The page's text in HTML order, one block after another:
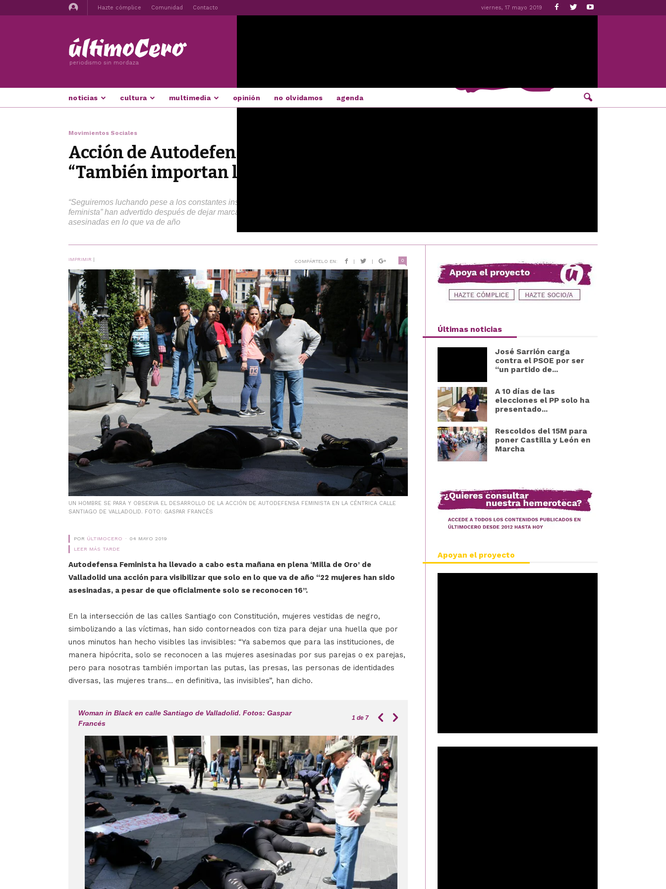
Hazte cómplice Comunidad Contacto viernes, 17 mayo 2019
periodismo sin mordaza
noticias cultura multimedia opinión no olvidamos agenda
Movimientos Sociales
Acción de Autodefensa Feminista en la ‘Milla de Oro’ de Valladolid:
“También importan las invisibles”
“Seguiremos luchando pese a los constantes insultos, amenazas y coacciones de personas que tratan, una y otra vez, de desprestigiar el movimiento
feminista” han advertido después de dejar marcados en el pavimento de la céntrica calle Santiago los contornos de los cuerpos de las mujeres
asesinadas en lo que va de año
IMPRIMIR | COMPÁRTELO EN: | | 0
UN HOMBRE SE PARA Y OBSERVA EL DESARROLLO DE LA ACCIÓN DE AUTODEFENSA FEMINISTA EN LA CÉNTRICA CALLE
SANTIAGO DE VALLADOLID. FOTO: GASPAR FRANCÉS
POR ÚLTIMOCERO
04 MAYO 2019
LEER MÁS TARDE
Autodefensa Feminista ha llevado a cabo esta mañana en plena ‘Milla de Oro’ de
Valladolid una acción para visibilizar que solo en lo que va de año “22 mujeres han sido
asesinadas, a pesar de que oficialmente solo se reconocen 16”.
En la intersección de las calles Santiago con Constitución, mujeres vestidas de negro,
simbolizando a las víctimas, han sido contorneados con tiza para dejar una huella que por
unos minutos han hecho visibles las invisibles: “Ya sabemos que para las instituciones, de
manera hipócrita, solo se reconocen a las mujeres asesinadas por sus parejas o ex parejas,
pero para nosotras también importan las putas, las presas, las personas de identidades
diversas, las mujeres trans… en definitiva, las invisibles”, han dicho.
Woman in Black en calle Santiago de Valladolid. Fotos: Gaspar
Francés
1 de 7
Últimas noticias
José Sarrión carga
contra el PSOE por ser
“un partido de...
A 10 días de las
elecciones el PP solo ha
presentado...
Rescoldos del 15M para
poner Castilla y León en
Marcha
Apoyan el proyecto